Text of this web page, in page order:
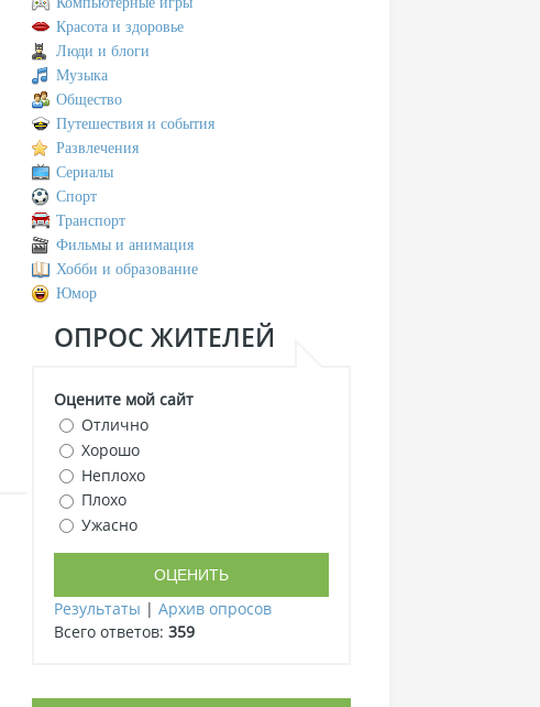
Красота и здоровье
Люди и блоги
Музыка
Общество
Путешествия и события
Развлечения
Сериалы
Спорт
Транспорт
Фильмы и анимация
Хобби и образование
Юмор
ОПРОС ЖИТЕЛЕЙ
Оцените мой сайт
Отлично
Хорошо
Неплохо
Плохо
Ужасно
Результаты | Архив опросов
Всего ответов: 359